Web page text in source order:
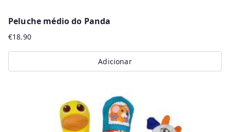
Peluche médio do Panda
€18.90
Adicionar